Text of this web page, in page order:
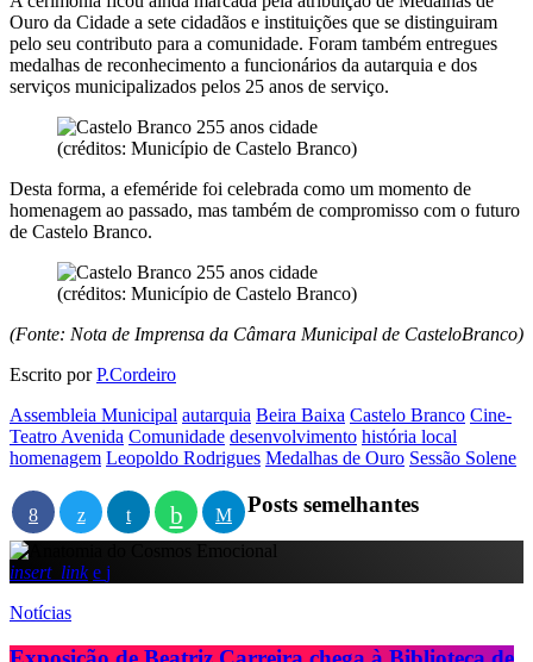
Ouro da Cidade a sete cidadãos e instituições que se distinguiram
pelo seu contributo para a comunidade. Foram também entregues
medalhas de reconhecimento a funcionários da autarquia e dos
serviços municipalizados pelos 25 anos de serviço.
(créditos: Município de Castelo Branco)
Desta forma, a efeméride foi celebrada como um momento de
homenagem ao passado, mas também de compromisso com o futuro
de Castelo Branco.
(créditos: Município de Castelo Branco)
(Fonte: Nota de Imprensa da Câmara Municipal de CasteloBranco)
Escrito porP.Cordeiro
Assembleia Municipal autarquia Beira Baixa Castelo Branco Cine-
Teatro Avenida Comunidade desenvolvimento história local
homenagem Leopoldo Rodrigues Medalhas de Ouro Sessão Solene
Posts semelhantes
insert_link
Notícias